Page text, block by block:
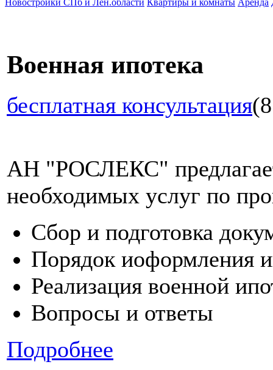
Военная ипотека
бесплатная консультация
АН "РОСЛЕКС"
необходимых услуг по
Сбор и подготовка
Порядок иоформления
Реализация военной
Вопросы и ответы
Подробнее